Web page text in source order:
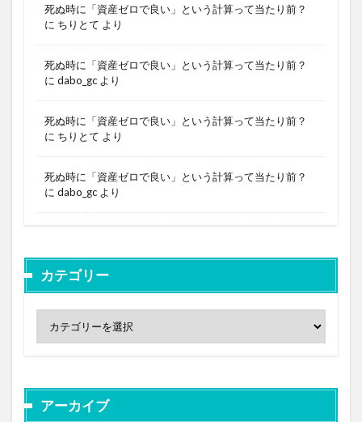
死ぬ時に「資産ゼロで良い」という計算って当たり前？
に ちりとて より
死ぬ時に「資産ゼロで良い」という計算って当たり前？
に dabo_gc より
死ぬ時に「資産ゼロで良い」という計算って当たり前？
に ちりとて より
死ぬ時に「資産ゼロで良い」という計算って当たり前？
に dabo_gc より
カテゴリー
アーカイブ